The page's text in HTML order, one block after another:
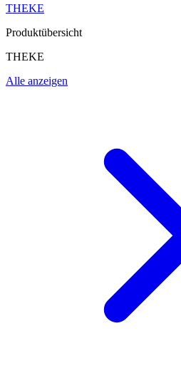
THEKE
Produktübersicht
THEKE
Alle anzeigen